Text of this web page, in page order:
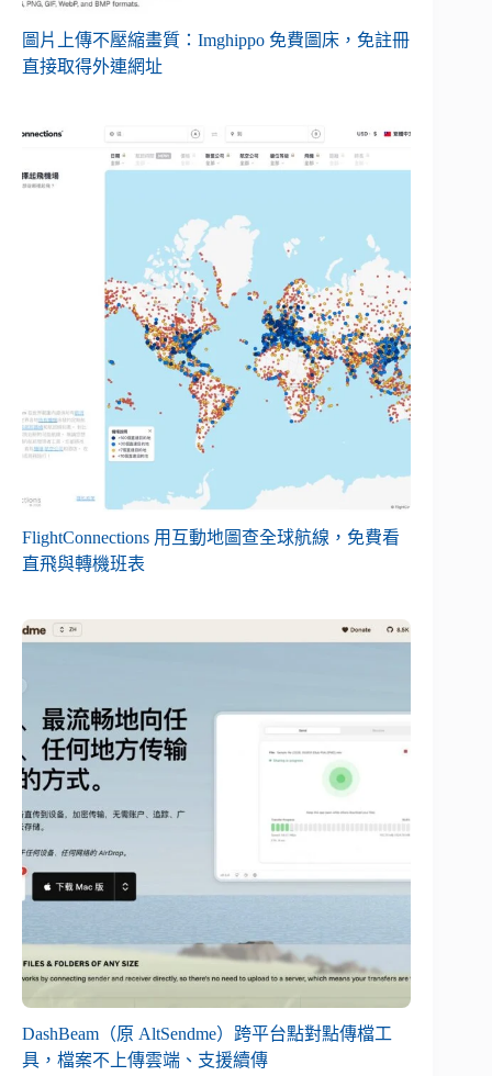
圖片上傳不壓縮畫質：Imghippo 免費圖床，免註冊
直接取得外連網址
FlightConnections 用互動地圖查全球航線，免費看
直飛與轉機班表
DashBeam（原 AltSendme）跨平台點對點傳檔工
具，檔案不上傳雲端、支援續傳